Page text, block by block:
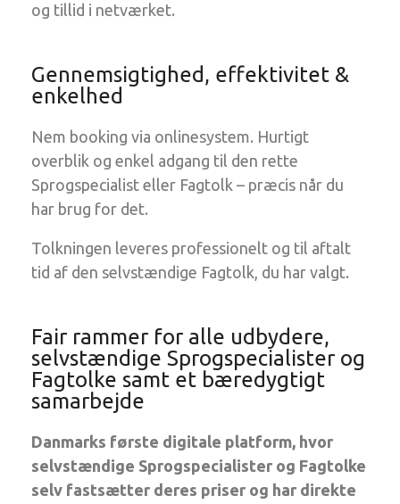
og tillid i netværket.
Gennemsigtighed, effektivitet &
enkelhed
Nem booking via onlinesystem. Hurtigt
overblik og enkel adgang til den rette
Sprogspecialist eller Fagtolk – præcis når du
har brug for det.
Tolkningen leveres professionelt og til aftalt
tid af den selvstændige Fagtolk, du har valgt.
Fair rammer for alle udbydere,
selvstændige Sprogspecialister og
Fagtolke samt et bæredygtigt
samarbejde
Danmarks første digitale platform, hvor
selvstændige Sprogspecialister og Fagtolke
selv fastsætter deres priser og har direkte